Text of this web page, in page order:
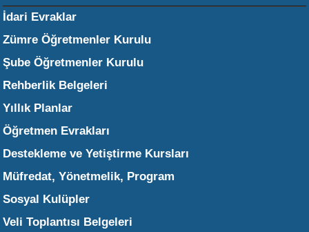
İdari Evraklar
Zümre Öğretmenler Kurulu
Şube Öğretmenler Kurulu
Rehberlik Belgeleri
Yıllık Planlar
Öğretmen Evrakları
Destekleme ve Yetiştirme Kursları
Müfredat, Yönetmelik, Program
Sosyal Kulüpler
Veli Toplantısı Belgeleri